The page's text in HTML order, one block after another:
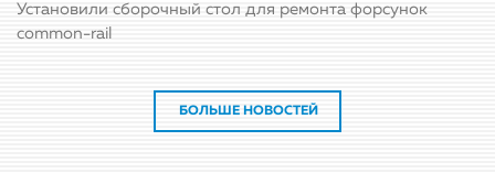
Установили сборочный стол для ремонта форсунок
common-rail
БОЛЬШЕ НОВОСТЕЙ